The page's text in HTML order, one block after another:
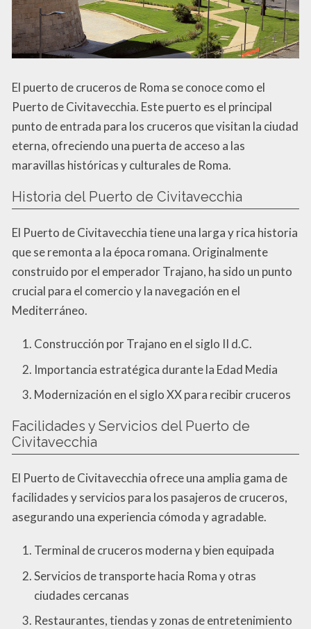
El puerto de cruceros de Roma se conoce como el
Puerto de Civitavecchia. Este puerto es el principal
punto de entrada para los cruceros que visitan la ciudad
eterna, ofreciendo una puerta de acceso a las
maravillas históricas y culturales de Roma.
Historia del Puerto de Civitavecchia
El Puerto de Civitavecchia tiene una larga y rica historia
que se remonta a la época romana. Originalmente
construido por el emperador Trajano, ha sido un punto
crucial para el comercio y la navegación en el
Mediterráneo.
Construcción por Trajano en el siglo II d.C.
Importancia estratégica durante la Edad Media
Modernización en el siglo XX para recibir cruceros
Facilidades y Servicios del Puerto de
Civitavecchia
El Puerto de Civitavecchia ofrece una amplia gama de
facilidades y servicios para los pasajeros de cruceros,
asegurando una experiencia cómoda y agradable.
Terminal de cruceros moderna y bien equipada
Servicios de transporte hacia Roma y otras
ciudades cercanas
Restaurantes, tiendas y zonas de entretenimiento